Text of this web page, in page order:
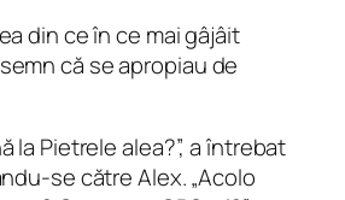
din ce în ce mai gâjâit
semn că se apropiau de
la Pietrele alea?”, a întrebat
către Alex. „Acolo